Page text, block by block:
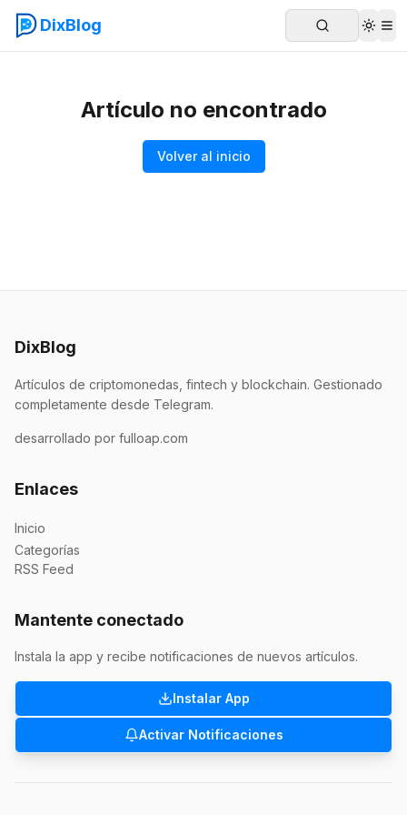
DixBlog
Artículo no encontrado
Volver al inicio
DixBlog
Artículos de criptomonedas, fintech y blockchain. Gestionado
completamente desde Telegram.
desarrollado por fulloap.com
Enlaces
Inicio
Categorías
RSS Feed
Mantente conectado
Instala la app y recibe notificaciones de nuevos artículos.
Instalar App
Activar Notificaciones